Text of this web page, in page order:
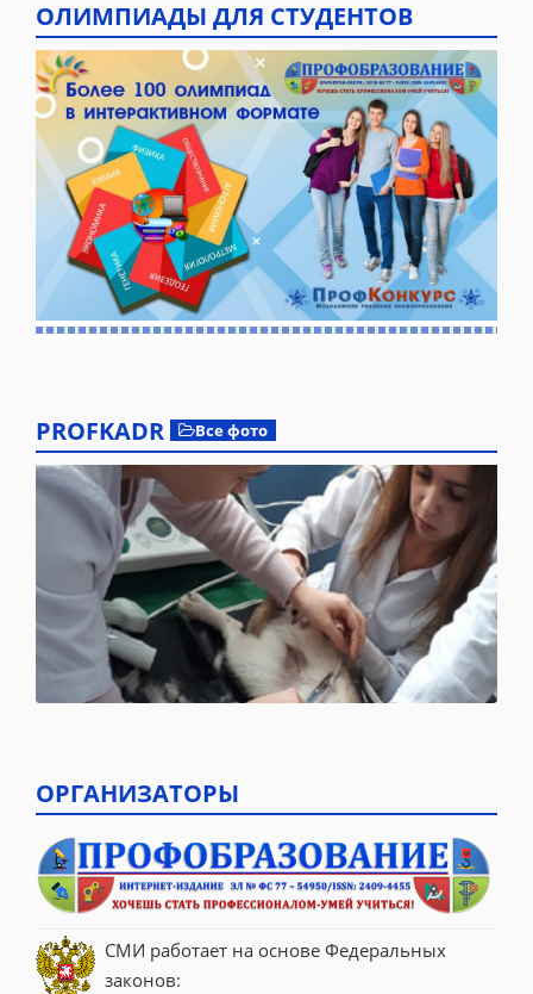
ОЛИМПИАДЫ ДЛЯ СТУДЕНТОВ
PROFKADR Все фото
ОРГАНИЗАТОРЫ
СМИ работает на основе Федеральных
законов: